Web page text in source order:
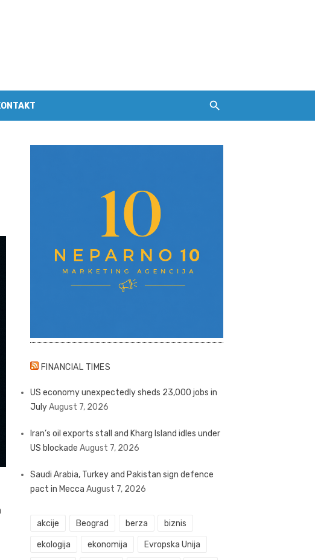
FINANCIAL TIMES
US economy unexpectedly sheds 23,000 jobs in
JulyAugust 7, 2026
Iran’s oil exports stall and Kharg Island idles under
US blockade August 7, 2026
Saudi Arabia, Turkey and Pakistan sign defence
pact in Mecca August 7, 2026
akcije Beograd berza biznis
ekologija ekonomija Evropska Unija